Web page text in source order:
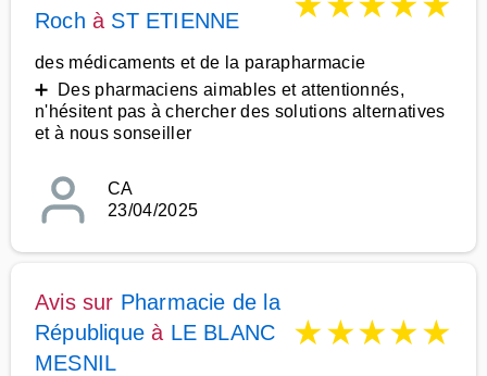
Roch à ST ETIENNE
des médicaments et de la parapharmacie
➕ Des pharmaciens aimables et attentionnés,
n'hésitent pas à chercher des solutions alternatives
et à nous sonseiller
CA
23/04/2025
Avis sur Pharmacie de la
République à LE BLANC
MESNIL
★★★★★